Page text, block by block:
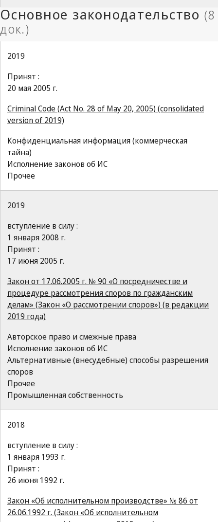
2019
Принят :
20 мая 2005 г.
Criminal Code (Act No. 28 of May 20, 2005) (consolidated
version of 2019)
Конфиденциальная информация (коммерческая
тайна)
Исполнение законов об ИС
Прочее
2019
вступление в силу :
1 января 2008 г.
Принят :
17 июня 2005 г.
Закон от 17.06.2005 г. № 90 «О посредничестве и
процедуре рассмотрения споров по гражданским
делам» (Закон «О рассмотрении споров») (в редакции
2019 года)
Авторское право и смежные права
Исполнение законов об ИС
Альтернативные (внесудебные) способы разрешения
споров
Прочее
Промышленная собственность
2018
вступление в силу :
1 января 1993 г.
Принят :
26 июня 1992 г.
Закон «Об исполнительном производстве» № 86 от
26.06.1992 г. (Закон «Об исполнительном